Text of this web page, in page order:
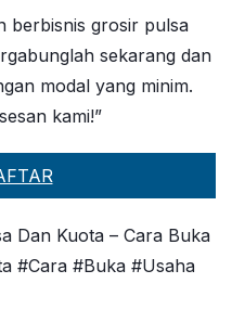
berbisnis grosir pulsa
sekarang dan
modal yang minim.
kami!”
Dan Kuota – Cara Buka
#Cara #Buka #Usaha